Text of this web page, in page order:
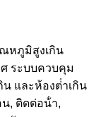
หภูมิสูงเกิน
ระบบควบคุม
และห้องต่ําเกิน
น, ติดต่อน้ํา,